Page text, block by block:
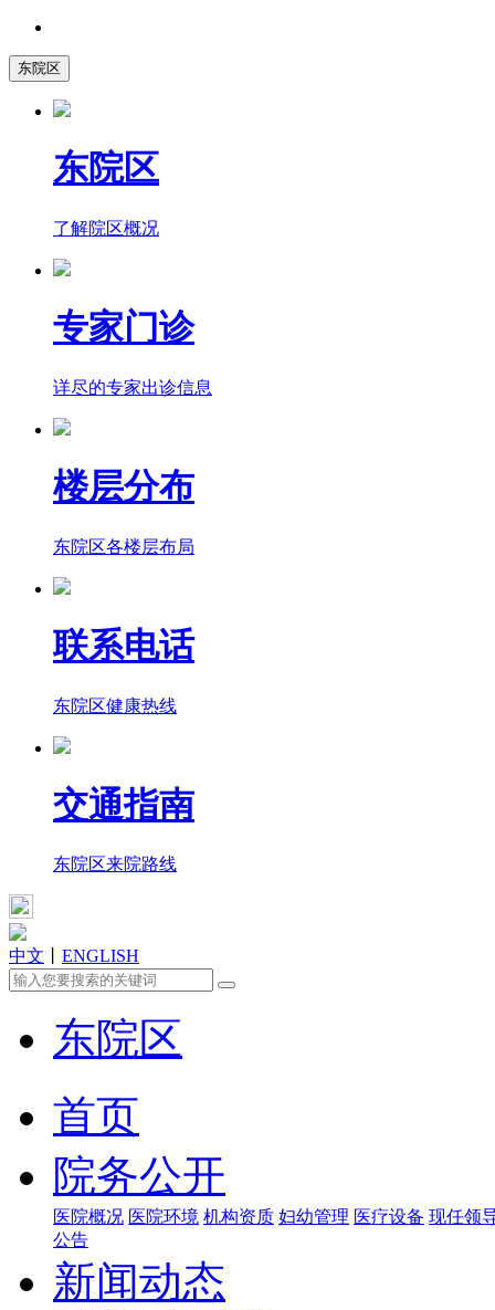
东院区
东院区
了解院区概况
专家门诊
详尽的专家出诊信息
楼层分布
东院区各楼层布局
联系电话
东院区健康热线
交通指南
东院区来院路线
中文 ENGLISH
东院区
首页
院务公开
医院概况 医院环境 机构资质 妇幼管理 医疗设备 现任领
公告
新闻动态